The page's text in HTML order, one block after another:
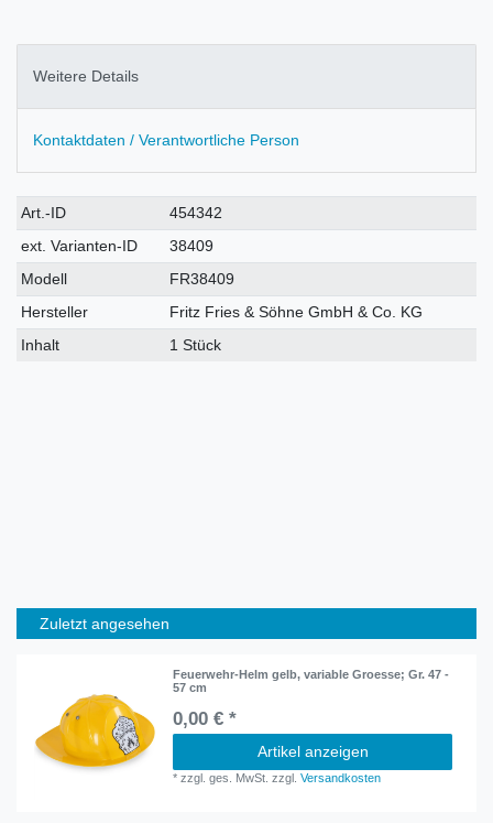
Weitere Details
Kontaktdaten / Verantwortliche Person
Technisches
Merkmal
Wert
Art.-ID
454342
ext. Varianten-ID
38409
Modell
FR38409
Hersteller
Fritz Fries & Söhne GmbH & Co. KG
Inhalt
1 Stück
Zuletzt angesehen
Feuerwehr-Helm gelb, variable Groesse; Gr. 47 -
57 cm
0,00 € *
Artikel anzeigen
*zzgl. ges. MwSt. zzgl.Versandkosten